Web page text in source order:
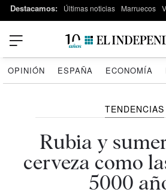
Destacamos: Últimas noticias Marruecos
OPINIÓN ESPAÑA ECONOMÍA
TENDENCIAS
Rubia y
cerveza como
5000